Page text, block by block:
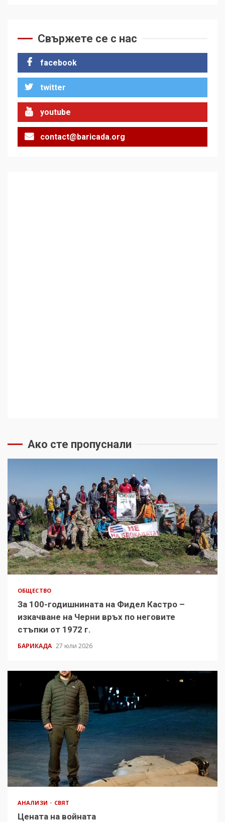
Свържете се с нас
facebook
twitter
youtube
contact@baricada.org
Ако сте пропуснали
ОБЩЕСТВО
За 100-годишнината на Фидел Кастро –
изкачване на Черни връх по неговите
стъпки от 1972 г.
БАРИКАДА 27 юли 2026
АНАЛИЗИ СВЯТ
Цената на войната